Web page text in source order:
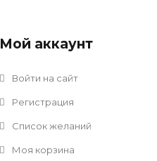
Мой аккаунт
Войти на сайт
Регистрация
Список желаний
Моя корзина